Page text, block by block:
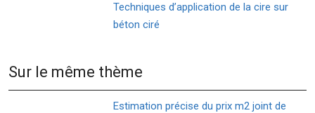
Techniques d’application de la cire sur
béton ciré
Sur le même thème
Estimation précise du prix m2 joint de